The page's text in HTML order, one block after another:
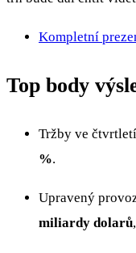
Kompletní
Top body
Tržby ve čtvrtletí
%.
Upravený
miliardy dolarů